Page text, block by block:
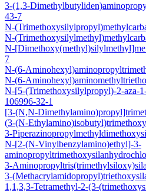
3-(1,3-
43-7
N-
N-
N-
7
N-(6-
N-(6-
N-[5-(Trimethoxysilylpropyl)-2-aza-
106996-32-1
[3-(N,N-
(3-(N-
3-
N-[2-(N-Vinylbenzylamino)ethyl]-3-
3-
3-
1,1,3,3-Tetramethyl-2-(3-